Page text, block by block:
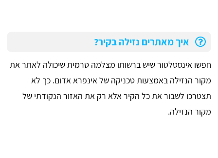
איך מאתרים נזילה בקיר?
חפשו אינסטלטור שיש ברשותו מצלמה טרמית שיכולה לאתר את
מקור הנזילה באמצעות טכניקה של אינפרא אדום. כך לא
תצטרכו לשבור את כל הקיר אלא רק את האזור הנקודתי של
מקור הנזילה.